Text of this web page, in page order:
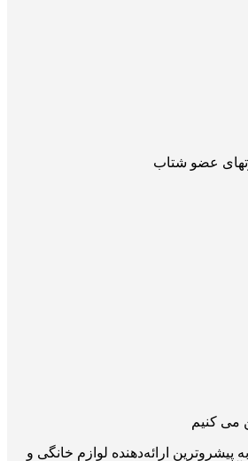
عضو شتاب
می کنیم
پیشروترین ارائه‌دهنده لوازم خانگی و